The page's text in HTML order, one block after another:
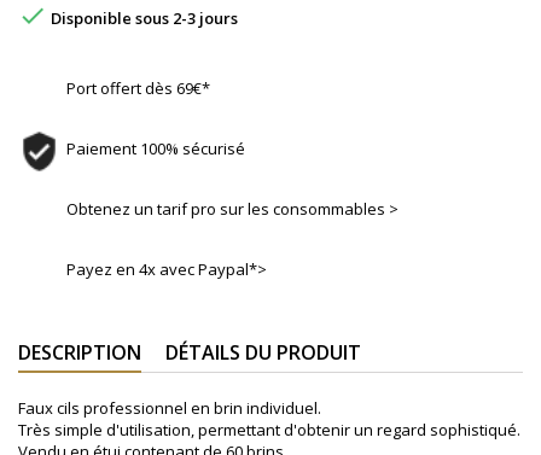
 Disponible sous 2-3 jours
Port offert dès 69€*
Paiement 100% sécurisé
Obtenez un tarif pro sur les consommables >
Payez en 4x avec Paypal*>
DESCRIPTION DÉTAILS DU PRODUIT
Faux cils professionnel en brin individuel.
Très simple d'utilisation, permettant d'obtenir un regard sophistiqué.